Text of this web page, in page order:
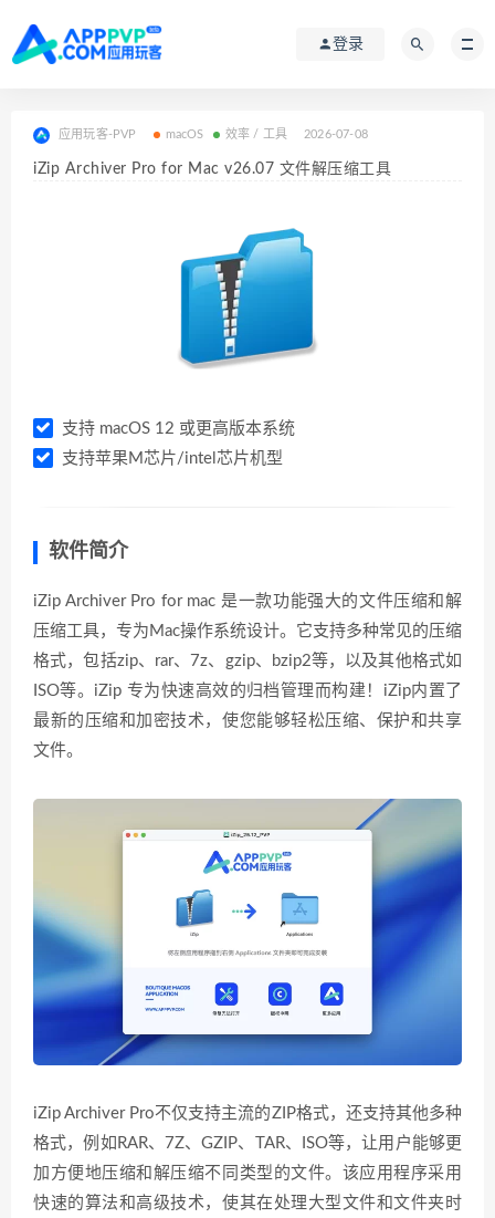
登录
应用玩客-PVP macOS 效率 / 工具 2026-07-08
iZip Archiver Pro for Mac v26.07 文件解压缩工具
支持 macOS 12 或更高版本系统
支持苹果M芯片/intel芯片机型
软件简介
iZip Archiver Pro for mac 是一款功能强大的文件压缩和解
压缩工具，专为Mac操作系统设计。它支持多种常见的压缩
格式，包括zip、rar、7z、gzip、bzip2等，以及其他格式如
ISO等。iZip 专为快速高效的归档管理而构建！iZip内置了
最新的压缩和加密技术，使您能够轻松压缩、保护和共享
文件。
iZip Archiver Pro不仅支持主流的ZIP格式，还支持其他多种
格式，例如RAR、7Z、GZIP、TAR、ISO等，让用户能够更
加方便地压缩和解压缩不同类型的文件。该应用程序采用
快速的算法和高级技术，使其在处理大型文件和文件夹时